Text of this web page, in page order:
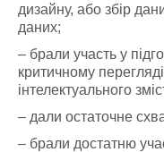
дизайну, або збір
даних;
– брали участь у
критичному
інтелектуального
– дали остаточне
– брали достатню